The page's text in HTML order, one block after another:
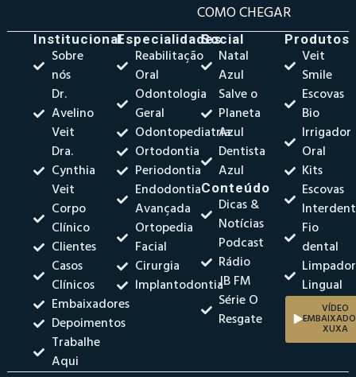
COMO CHEGAR
Institucional
Sobre
nós
Dr.
Avelino
Veit
Dra.
Cynthia
Veit
Corpo
Clínico
Clientes
Casos
Clínicos
Embaixadores
Depoimentos
Trabalhe
Aqui
Especialidades
Reabilitação
Oral
Odontologia
Geral
Odontopediatria
Ortodontia
Periodontia
Endodontia
Avançada
Ortopedia
Facial
Cirurgia
Implantodontia
Social
Natal
Azul
Salve o
Planeta
Azul
Dentista
Azul
Conteúdo
Dicas &
Notícias
Podcast
Rádio
JB FM
Série O
Resgate
Produtos
Veit
Smile
Escovas
Bio
Irrigador
Oral
Kits
Escovas
Fio
dental
Limpador
Lingual
VÍDEO
XUXA